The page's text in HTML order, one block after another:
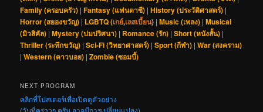
Family (ครอบครัว) |Fantasy (แฟนตาซี) |History (ประวัติศาสตร์) |
Horror (สยองขวัญ) | LGBTQ (เกย์,เลสเบี้ยน) |Music (เพลง) |Musical
(มิวสิคัล) |Mystery (ปมปริศนา) | Romance (รัก) |Short (หนังสั้น) |
Thriller (ระทึกขวัญ) |Sci-Fi (วิทยาศาสตร์) |Sport (กีฬา) |War (สงคราม)
|Western (คาวบอย) |Zombie (ซอมบี้)
NEXT PROGRAM
คลิกที่โปสเตอร์เพื่อเปิดดูตัวอย่าง
(วันที่คร่าวๆ ครับ อาจมีการเปลี่ยนแปลง)